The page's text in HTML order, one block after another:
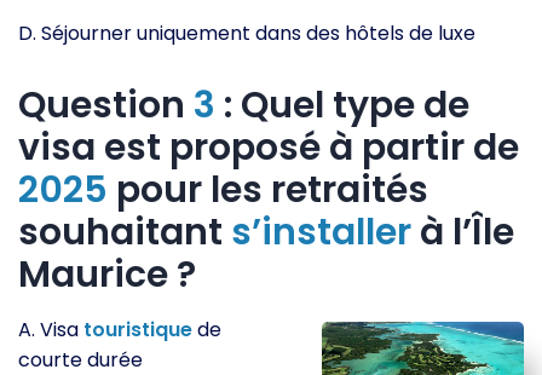
D. Séjourner uniquement dans des hôtels de luxe
Question 3 : Quel type de
visa est proposé à partir de
2025 pour les retraités
souhaitant s’installerà l’Île
Maurice ?
A. Visa touristiquede
courte durée